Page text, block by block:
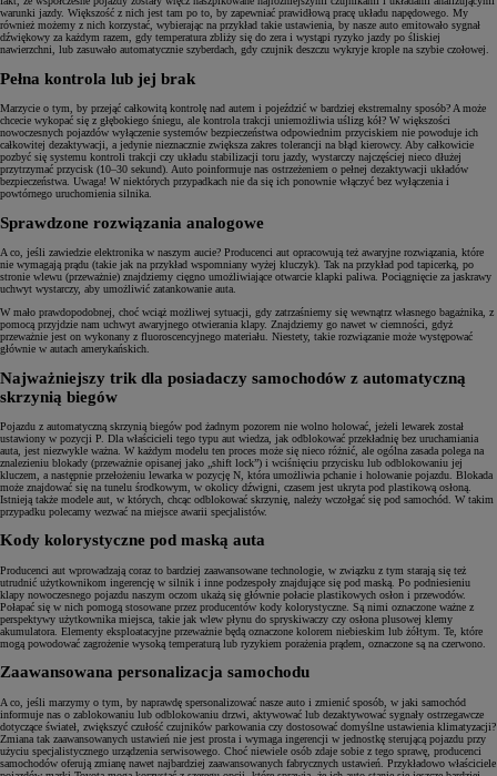
warunki jazdy. Większość z nich jest tam po to, by zapewniać prawidłową pracę układu napędowego. My
również możemy z nich korzystać, wybierając na przykład takie ustawienia, by nasze auto emitowało sygnał
dźwiękowy za każdym razem, gdy temperatura zbliży się do zera i wystąpi ryzyko jazdy po śliskiej
nawierzchni, lub zasuwało automatycznie szyberdach, gdy czujnik deszczu wykryje krople na szybie czołowej.
Pełna kontrola lub jej brak
Marzycie o tym, by przejąć całkowitą kontrolę nad autem i pojeździć w bardziej ekstremalny sposób? A może
chcecie wykopać się z głębokiego śniegu, ale kontrola trakcji uniemożliwia uślizg kół? W większości
nowoczesnych pojazdów wyłączenie systemów bezpieczeństwa odpowiednim przyciskiem nie powoduje ich
całkowitej dezaktywacji, a jedynie nieznacznie zwiększa zakres tolerancji na błąd kierowcy. Aby całkowicie
pozbyć się systemu kontroli trakcji czy układu stabilizacji toru jazdy, wystarczy najczęściej nieco dłużej
przytrzymać przycisk (10–30 sekund). Auto poinformuje nas ostrzeżeniem o pełnej dezaktywacji układów
bezpieczeństwa. Uwaga! W niektórych przypadkach nie da się ich ponownie włączyć bez wyłączenia i
powtórnego uruchomienia silnika.
Sprawdzone rozwiązania analogowe
A co, jeśli zawiedzie elektronika w naszym aucie? Producenci aut opracowują też awaryjne rozwiązania, które
nie wymagają prądu (takie jak na przykład wspomniany wyżej kluczyk). Tak na przykład pod tapicerką, po
stronie wlewu (przeważnie) znajdziemy cięgno umożliwiające otwarcie klapki paliwa. Pociągnięcie za jaskrawy
uchwyt wystarczy, aby umożliwić zatankowanie auta.
W mało prawdopodobnej, choć wciąż możliwej sytuacji, gdy zatrzaśniemy się wewnątrz własnego bagażnika, z
pomocą przyjdzie nam uchwyt awaryjnego otwierania klapy. Znajdziemy go nawet w ciemności, gdyż
przeważnie jest on wykonany z fluoroscencyjnego materiału. Niestety, takie rozwiązanie może występować
głównie w autach amerykańskich.
Najważniejszy trik dla posiadaczy samochodów z automatyczną
skrzynią biegów
Pojazdu z automatyczną skrzynią biegów pod żadnym pozorem nie wolno holować, jeżeli lewarek został
ustawiony w pozycji P. Dla właścicieli tego typu aut wiedza, jak odblokować przekładnię bez uruchamiania
auta, jest niezwykle ważna. W każdym modelu ten proces może się nieco różnić, ale ogólna zasada polega na
znalezieniu blokady (przeważnie opisanej jako „shift lock”) i wciśnięciu przycisku lub odblokowaniu jej
kluczem, a następnie przełożeniu lewarka w pozycję N, która umożliwia pchanie i holowanie pojazdu. Blokada
może znajdować się na tunelu środkowym, w okolicy dźwigni, czasem jest ukryta pod plastikową osłoną.
Istnieją także modele aut, w których, chcąc odblokować skrzynię, należy wczołgać się pod samochód. W takim
przypadku polecamy wezwać na miejsce awarii specjalistów.
Kody kolorystyczne pod maską auta
Producenci aut wprowadzają coraz to bardziej zaawansowane technologie, w związku z tym starają się też
utrudnić użytkownikom ingerencję w silnik i inne podzespoły znajdujące się pod maską. Po podniesieniu
klapy nowoczesnego pojazdu naszym oczom ukażą się głównie połacie plastikowych osłon i przewodów.
Połapać się w nich pomogą stosowane przez producentów kody kolorystyczne. Są nimi oznaczone ważne z
perspektywy użytkownika miejsca, takie jak wlew płynu do spryskiwaczy czy osłona plusowej klemy
akumulatora. Elementy eksploatacyjne przeważnie będą oznaczone kolorem niebieskim lub żółtym. Te, które
mogą powodować zagrożenie wysoką temperaturą lub ryzykiem porażenia prądem, oznaczone są na czerwono.
Zaawansowana personalizacja samochodu
A co, jeśli marzymy o tym, by naprawdę spersonalizować nasze auto i zmienić sposób, w jaki samochód
informuje nas o zablokowaniu lub odblokowaniu drzwi, aktywować lub dezaktywować sygnały ostrzegawcze
dotyczące świateł, zwiększyć czułość czujników parkowania czy dostosować domyślne ustawienia klimatyzacji?
Zmiana tak zaawansowanych ustawień nie jest prosta i wymaga ingerencji w jednostkę sterującą pojazdu przy
użyciu specjalistycznego urządzenia serwisowego. Choć niewiele osób zdaje sobie z tego sprawę, producenci
samochodów oferują zmianę nawet najbardziej zaawansowanych fabrycznych ustawień. Przykładowo właściciele